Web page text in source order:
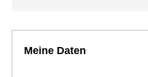
Meine Daten